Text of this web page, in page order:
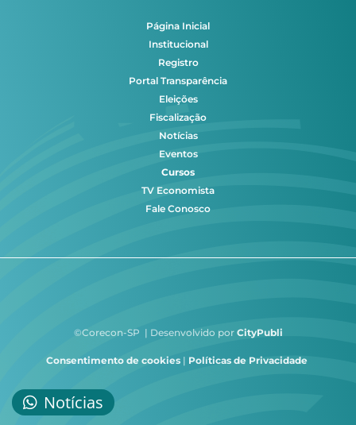
Página Inicial
Institucional
Registro
Portal Transparência
Eleições
Fiscalização
Notícias
Eventos
Cursos
TV Economista
Fale Conosco
©Corecon-SP | Desenvolvido por CityPubli
Consentimento de cookies | Políticas de Privacidade
Notícias